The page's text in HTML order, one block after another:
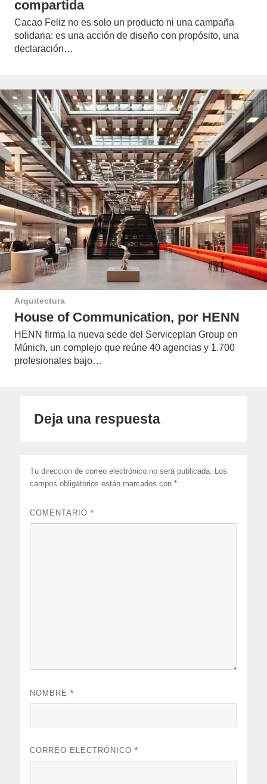
compartida
Cacao Feliz no es solo un producto ni una campaña
solidaria: es una acción de diseño con propósito, una
declaración…
Arquitectura
House of Communication, por HENN
HENN firma la nueva sede del Serviceplan Group en
Múnich, un complejo que reúne 40 agencias y 1.700
profesionales bajo…
Deja una respuesta
Tu dirección de correo electrónico no será publicada. Los
campos obligatorios están marcados con*
COMENTARIO*
NOMBRE*
CORREO ELECTRÓNICO*